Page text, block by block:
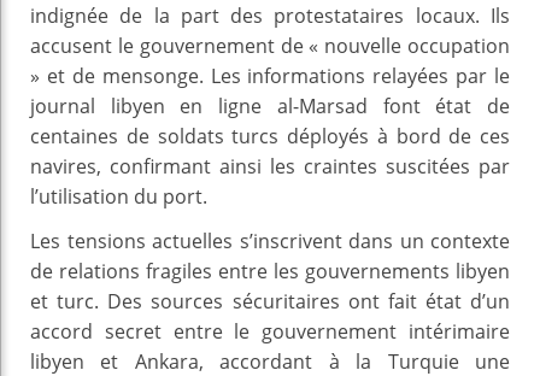
indignée de la part des protestataires locaux. Ils
accusent le gouvernement de « nouvelle occupation
» et de mensonge. Les informations relayées par le
journal libyen en ligne al-Marsad font état de
centaines de soldats turcs déployés à bord de ces
navires, confirmant ainsi les craintes suscitées par
l’utilisation du port.
Les tensions actuelles s’inscrivent dans un contexte
de relations fragiles entre les gouvernements libyen
et turc. Des sources sécuritaires ont fait état d’un
accord secret entre le gouvernement intérimaire
libyen et Ankara, accordant à la Turquie une